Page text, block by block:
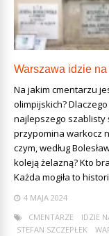
Warszawa idzie
Na jakim cmentarzu
olimpijskich?
najlepszego szablisty
przypomina warkocz
czym, według
koleją żelazną? Kto
Każda mogiła to
4 MAJA 2024
CMENTARZE
IDZIE
STEFAN SZCZEPŁEK